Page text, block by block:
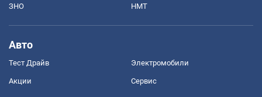
ЗНО НМТ
Авто
Тест Драйв Электромобили
Акции Сервис